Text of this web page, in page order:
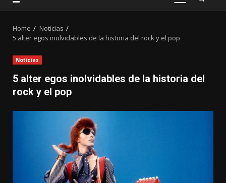
PRIMARY
Home
Noticias
5 alter egos inolvidables de la historia del rock y el pop
Noticias
5 alter egos inolvidables de la historia del
rock y el pop